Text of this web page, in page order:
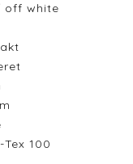
off white
Tex 100